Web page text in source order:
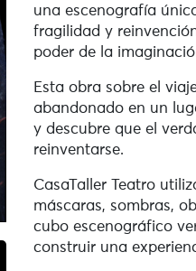
una escenografía
fragilidad y
poder de la
Esta obra sobre el
abandonado en un
y descubre que el
reinventarse.
CasaTaller Teatro
máscaras, sombras,
cubo escenográfico
construir una